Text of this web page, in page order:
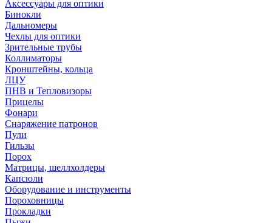
Аксессуары для оптики
Бинокли
Дальномеры
Чехлы для оптики
Зрительные трубы
Коллиматоры
Кронштейны, кольца
ЛЦУ
ПНВ и Тепловизоры
Прицелы
Фонари
Снаряжение патронов
Пули
Гильзы
Порох
Матрицы, шеллхолдеры
Капсюли
Оборудование и инструменты
Пороховницы
Прокладки